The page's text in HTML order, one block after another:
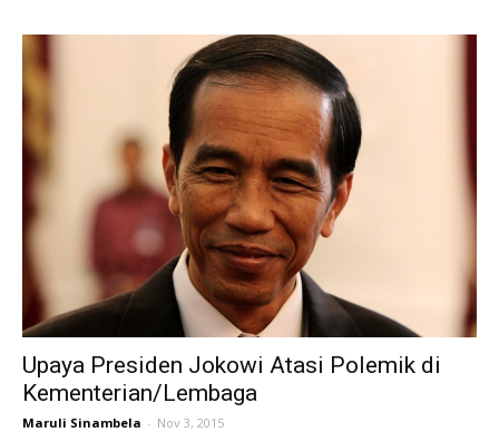
Upaya Presiden Jokowi Atasi Polemik di
Kementerian/Lembaga
Maruli Sinambela - Nov 3, 2015